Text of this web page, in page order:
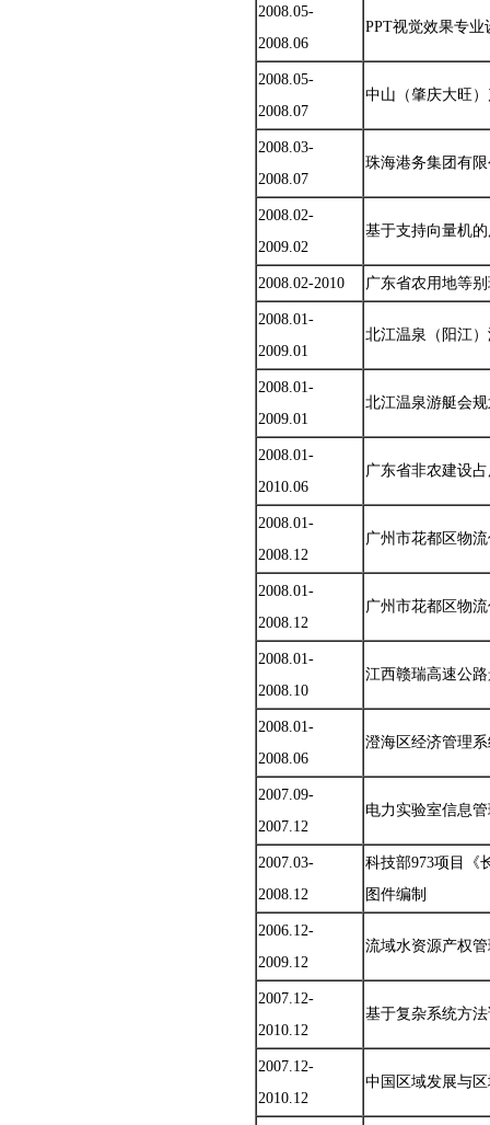
2008.05-
2008.06
PPT视觉效果专业
2008.05-
2008.07
中山（肇庆大旺
2008.03-
2008.07
珠海港务集团有
2008.02-
2009.02
基于支持向量机
2008.02-2010 广东省农用地等
2008.01-
2009.01
北江温泉（阳江
2008.01-
2009.01
北江温泉游艇会
2008.01-
2010.06
广东省非农建设
2008.01-
2008.12
广州市花都区物
2008.01-
2008.12
广州市花都区物
2008.01-
2008.10
江西赣瑞高速公
2008.01-
2008.06
澄海区经济管理
2007.09-
2007.12
电力实验室信息
2007.03-
2008.12
科技部973项目《
图件编制
2006.12-
2009.12
流域水资源产权
2007.12-
2010.12
基于复杂系统方
2007.12-
2010.12
中国区域发展与